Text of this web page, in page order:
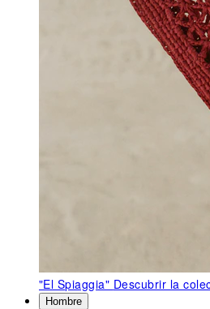
"El Spiaggia" Descubrir la
Hombre